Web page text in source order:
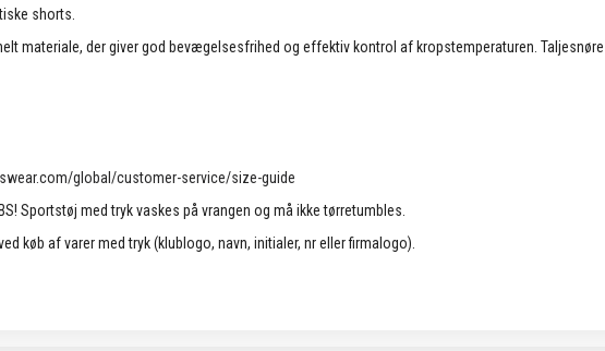
shorts.
materiale, der giver god bevægelsesfrihed og effektiv kontrol af kropstemperaturen.
global/customer-service/size-guide
Sportstøj med tryk vaskes på vrangen og må ikke tørretumbles.
køb af varer med tryk (klublogo, navn, initialer, nr eller firmalogo).